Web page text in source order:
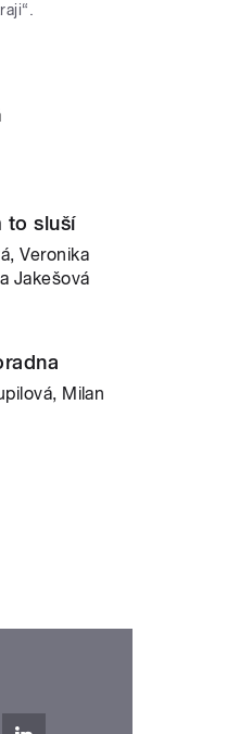
to sluší
Veronika
Jakešová
Milan